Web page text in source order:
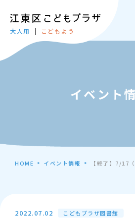
大人用 こどもよう
イベント
HOME イベント情報 【終了】7/17
2022.07.02 こどもプラザ図書館